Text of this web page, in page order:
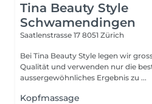
Tina Beauty Style
Schwamendingen
Saatlenstrasse 17 8051 Zürich
Bei Tina Beauty Style legen wir grossen Wert auf höchste
Qualität und verwenden nur die
aussergewöhnliches Ergebnis zu ...
Kopfmassage